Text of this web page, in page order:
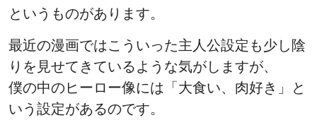
というものがあります。
最近の漫画ではこういった主人公設定も少し陰
りを見せてきているような気がしますが、
僕の中のヒーロー像には「大食い、肉好き」と
いう設定があるのです。